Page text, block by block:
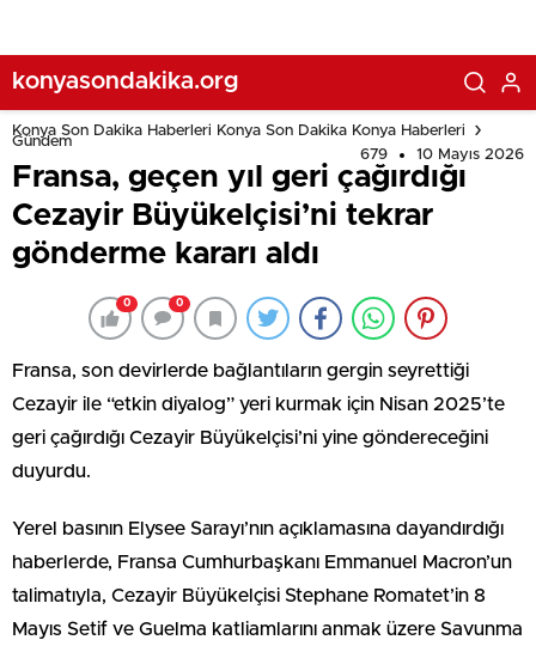
konyasondakika.org
Konya Son Dakika Haberleri Konya Son Dakika Konya Haberleri
Gündem
679
10 Mayıs 2026
Fransa, geçen yıl geri çağırdığı
Cezayir Büyükelçisi’ni tekrar
gönderme kararı aldı
0 0
Fransa, son devirlerde bağlantıların gergin seyrettiği
Cezayir ile “etkin diyalog” yeri kurmak için Nisan 2025’te
geri çağırdığı Cezayir Büyükelçisi’ni yine göndereceğini
duyurdu.
Yerel basının Elysee Sarayı’nın açıklamasına dayandırdığı
haberlerde, Fransa Cumhurbaşkanı Emmanuel Macron’un
talimatıyla, Cezayir Büyükelçisi Stephane Romatet’in 8
Mayıs Setif ve Guelma katliamlarını anmak üzere Savunma